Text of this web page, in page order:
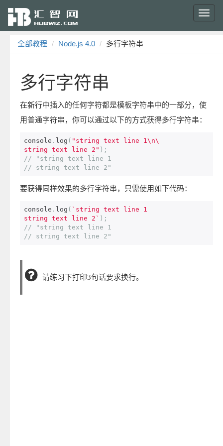
全部教程 Node.js 4.0 多行字符串
多行字符串
在新行中插入的任何字符都是模板字符串中的一部分，使
用普通字符串，你可以通过以下的方式获得多行字符串：
console . log ( "string text line 1\n\
string text line 2" );
// "string text line 1
// string text line 2"
要获得同样效果的多行字符串，只需使用如下代码：
console . log ( `string text line 1
string text line 2` );
// "string text line 1
// string text line 2"
请练习下打印3句话要求换行。